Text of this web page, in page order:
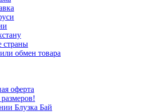
страны
обмен товара
оферта
Блузка Бай